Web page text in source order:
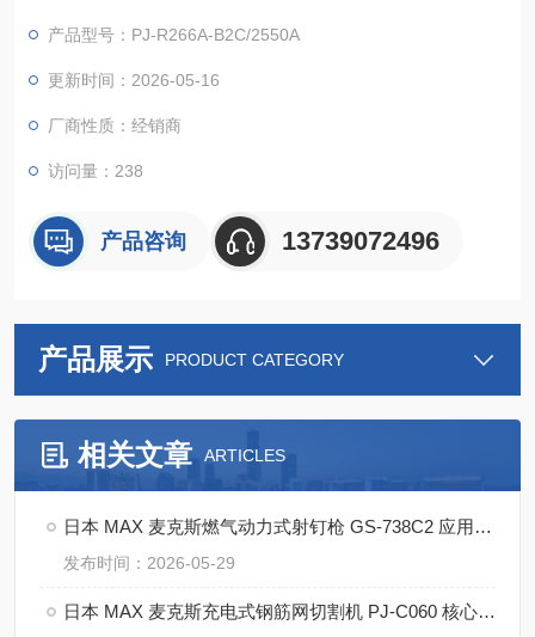
速穿孔与低操作疲劳的平衡。
产品型号：PJ-R266A-B2C/2550A
更新时间：2026-05-16
厂商性质：经销商
访问量：238
产品咨询 13739072496
产品展示 PRODUCT CATEGORY
相关文章 ARTICLES
日本 MAX 麦克斯燃气动力式射钉枪 GS-738C2 应用案例
发布时间：2026-05-29
日本 MAX 麦克斯充电式钢筋网切割机 PJ-C060 核心优势